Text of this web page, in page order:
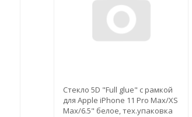
Стекло 5D "Full glue" с рамкой
для Apple iPhone 11 Pro Max/XS
Max/6.5" белое, тех.упаковка